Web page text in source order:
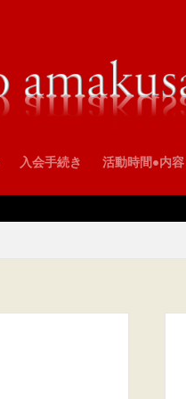
入会手続き 活動時間•内